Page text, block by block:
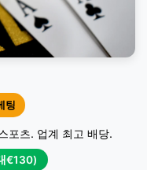
팅
포츠. 업계 최고 배당.
€130)